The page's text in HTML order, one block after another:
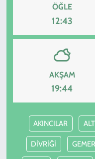
ÖĞLE
12:43
AKŞAM
19:44
AKINCILAR
DİVRİĞİ